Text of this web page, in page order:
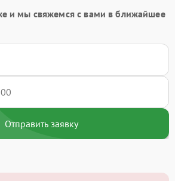
и мы свяжемся с вами в ближайшее
Отправить заявку